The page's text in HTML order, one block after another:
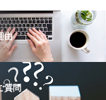
由
質問